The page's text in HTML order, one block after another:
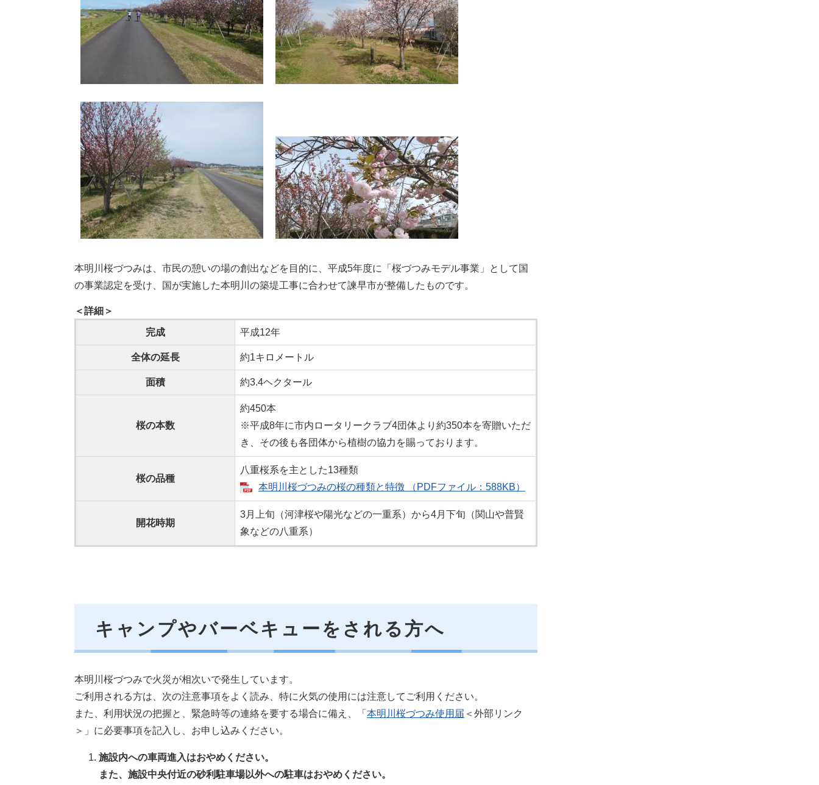
本明川桜づつみは、市民の憩いの場の創出などを目的に、平成5年度に「桜づつみモデル事業」として国
の事業認定を受け、国が実施した本明川の築堤工事に合わせて諫早市が整備したものです。
＜詳細＞
完成 平成12年
全体の延長​ 約1キロメートル
面積 約3.4ヘクタール​
桜の本数
約450本
※平成8年に市内ロータリークラブ4団体より約350本を寄贈いただ
き、その後も各団体から植樹の協力を賜っております。
桜の品種
八重桜系を主とした13種類
本明川桜づつみの桜の種類と特徴 （PDFファイル：588KB）
開花時期
3月上旬（河津桜や陽光などの一重系）から4月下旬（関山や普賢
象などの八重系）
キャンプやバーベキューをされる方へ
本明川桜づつみで火災が相次いで発生しています。
ご利用される方は、次の注意事項をよく読み、特に火気の使用には注意してご利用ください。
また、利用状況の把握と、緊急時等の連絡を要する場合に備え、「 本明川桜づつみ使用届 ＜外部リンク
＞ 」に必要事項を記入し、お申し込みください。​
施設内への車両進入はおやめください。
また、施設中央付近の砂利駐車場以外への駐車はおやめください。